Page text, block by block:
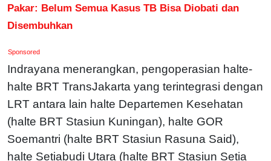
Pakar: Belum Semua Kasus TB Bisa Diobati dan
Disembuhkan
Sponsored
Indrayana menerangkan, pengoperasian halte-
halte BRT TransJakarta yang terintegrasi dengan
LRT antara lain halte Departemen Kesehatan
(halte BRT Stasiun Kuningan), halte GOR
Soemantri (halte BRT Stasiun Rasuna Said),
halte Setiabudi Utara (halte BRT Stasiun Setia